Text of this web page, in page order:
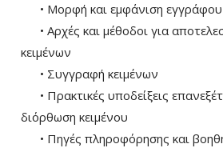
• Μορφή και εμφάνιση εγγράφου
• Αρχές και μέθοδοι για
κειμένων
• Συγγραφή κειμένων
• Πρακτικές υποδείξεις
διόρθωση κειμένου
• Πηγές πληροφόρησης και